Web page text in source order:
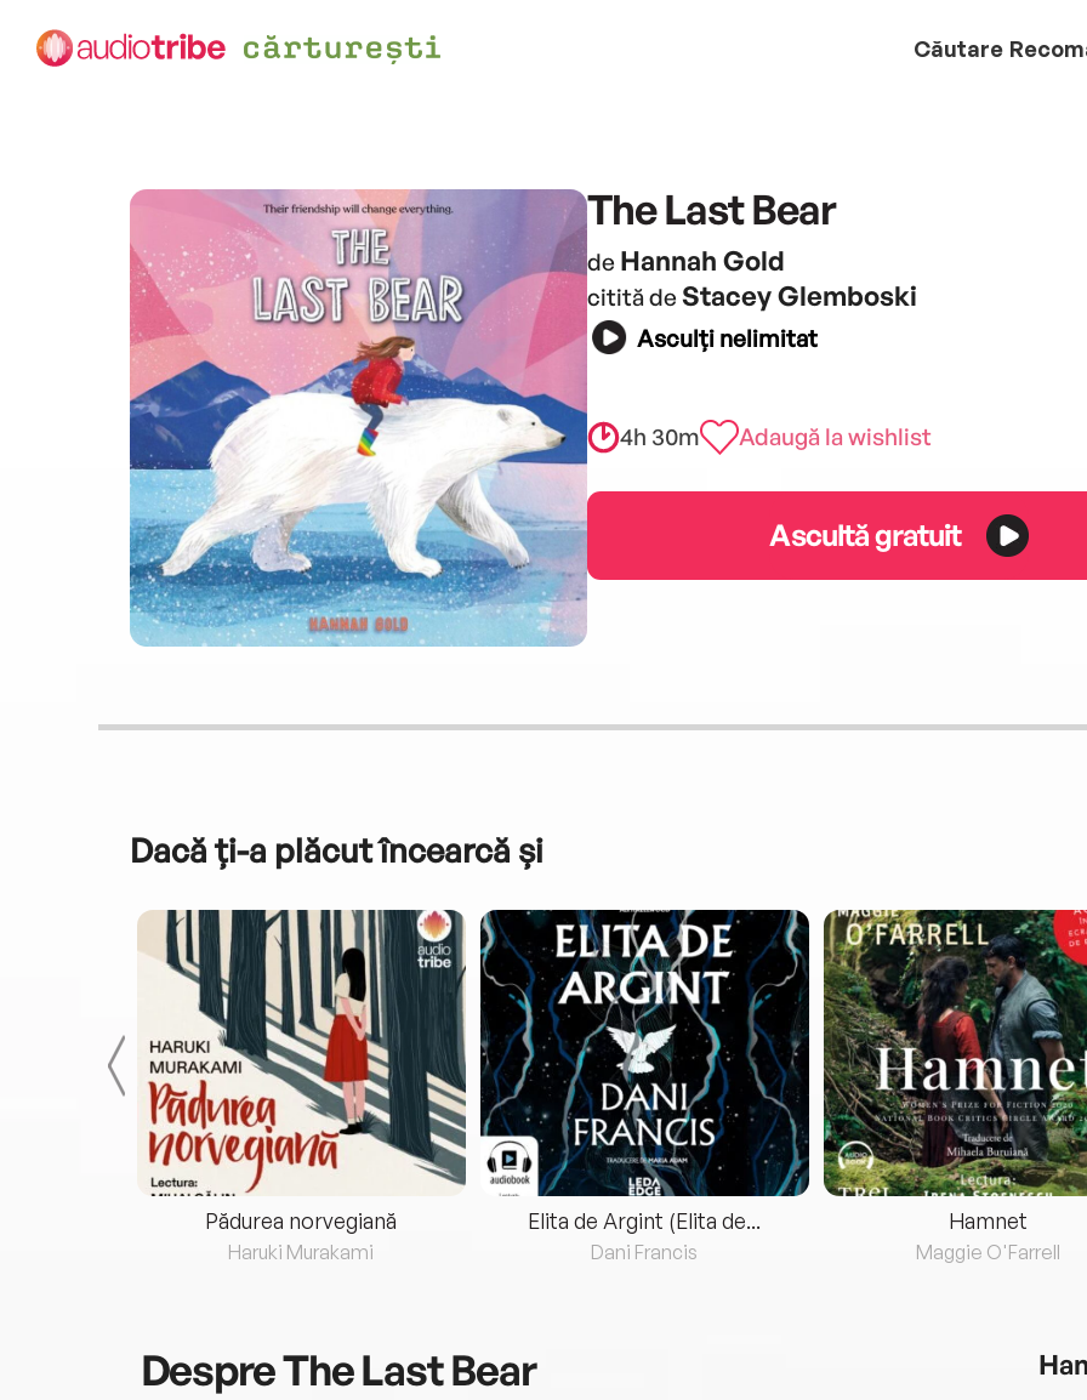
Căutare
The Last Bear
de Hannah Gold
citită de Stacey Glemboski
Asculți nelimitat
4h 30m Adaugă la wishlist
Ascultă gratuit
Dacă ți-a plăcut încearcă și
Pădurea norvegiană
Haruki Murakami
Elita de Argint (Elita de...
Dani Francis
Hamnet
Maggie O'Farrell
DespreThe Last Bear